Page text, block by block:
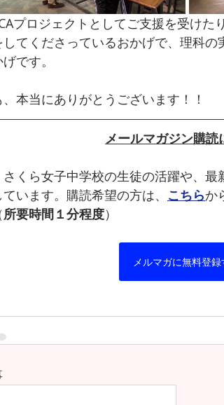
プロジェクトとしてご支援を受け
してくださっているおかげで、理科
です。
本当にありがとうございます！！
メールマガジン購読
くら女子中学校の生徒の活躍や、
います。購読希望の方は、 こちらか
所要時間１分程度）
メルマガに無料登録